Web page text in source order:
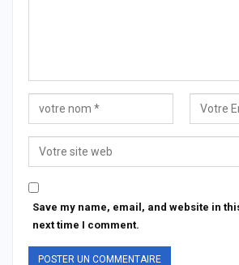
Save my name, email, and website in
next time I comment.